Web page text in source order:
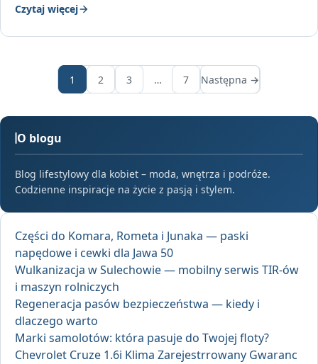
Czytaj więcej
1 2 3 … 7 Następna →
O blogu
Blog lifestylowy dla kobiet – moda, wnętrza i podróże.
Codzienne inspiracje na życie z pasją i stylem.
Części do Komara, Rometa i Junaka — paski
napędowe i cewki dla Jawa 50
Wulkanizacja w Sulechowie — mobilny serwis TIR-ów
i maszyn rolniczych
Regeneracja pasów bezpieczeństwa — kiedy i
dlaczego warto
Marki samolotów: która pasuje do Twojej floty?
Chevrolet Cruze 1.6i Klima Zarejestrrowany Gwaranc